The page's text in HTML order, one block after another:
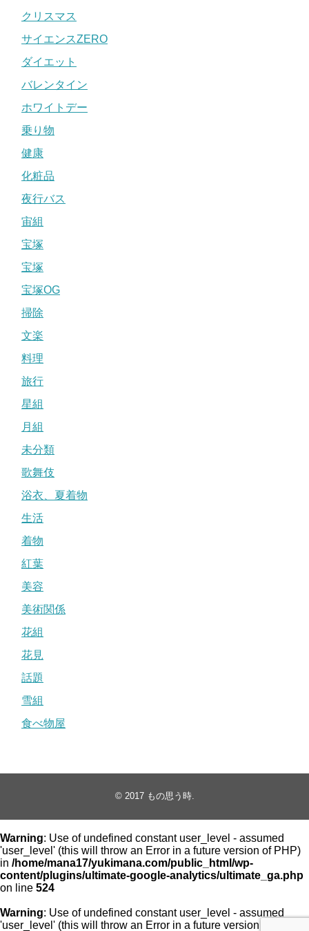
クリスマス
サイエンスZERO
ダイエット
バレンタイン
ホワイトデー
乗り物
健康
化粧品
夜行バス
宙組
宝塚
宝塚
宝塚OG
掃除
文楽
料理
旅行
星組
月組
未分類
歌舞伎
浴衣、夏着物
生活
着物
紅葉
美容
美術関係
花組
花見
話題
雪組
食べ物屋
© 2017 もの思う時.
Warning: Use of undefined constant user_level - assumed
'user_level' (this will throw an Error in a future version of PHP)
in /home/mana17/yukimana.com/public_html/wp-
content/plugins/ultimate-google-analytics/ultimate_ga.php
on line 524
Warning: Use of undefined constant user_level - assumed
'user_level' (this will throw an Error in a future version of PHP)